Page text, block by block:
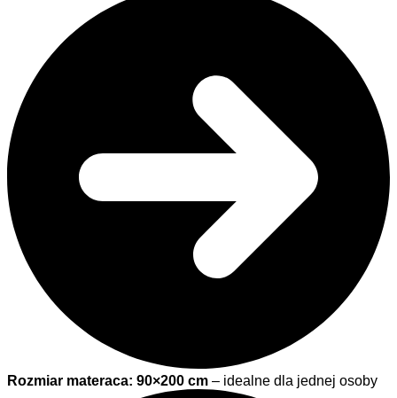
Rozmiar materaca: 90×200 cm – idealne dla jednej osoby